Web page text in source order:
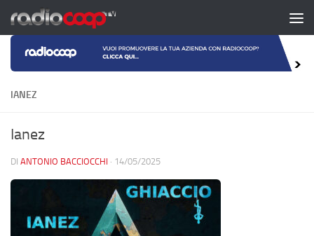
Salta al contenuto
IANEZ
Ianez
DI ANTONIO BACCIOCCHI · 14/05/2025